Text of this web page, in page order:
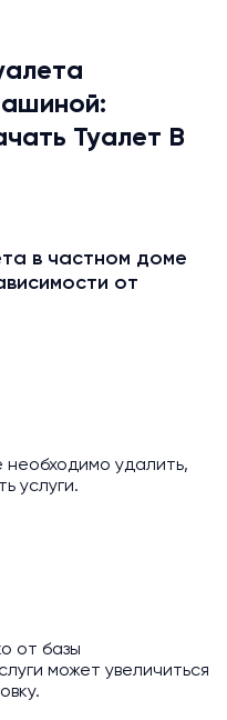
Туалет В
в частном доме
от
необходимо удалить,
услуги.
от базы
может увеличиться